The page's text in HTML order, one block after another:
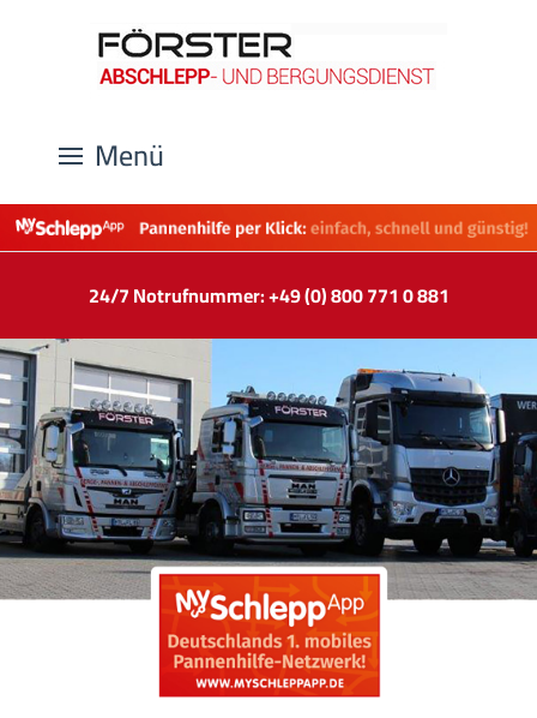
Menü
24/7 Notrufnummer: +49 (0) 800 771 0 881